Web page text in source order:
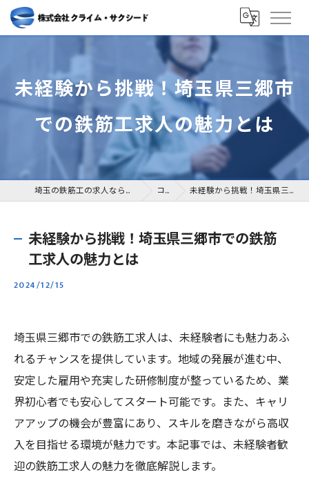
未経験から挑戦！埼玉県三郷市
での鉄筋工求人の魅力とは
埼玉の鉄筋工の求人なら株式会社クライム・サクシード コラム 未経験から挑戦！埼玉県三郷市での鉄筋工求人の魅力とは
未経験から挑戦！埼玉県三郷市での鉄筋
工求人の魅力とは
2024/12/15
埼玉県三郷市での鉄筋工求人は、未経験者にも魅力あふ
れるチャンスを提供しています。地域の発展が進む中、
安定した雇用や充実した研修制度が整っているため、業
界初心者でも安心してスタート可能です。また、キャリ
アアップの機会が豊富にあり、スキルを磨きながら高収
入を目指せる環境が魅力です。本記事では、未経験者歓
迎の鉄筋工求人の魅力を徹底解説します。